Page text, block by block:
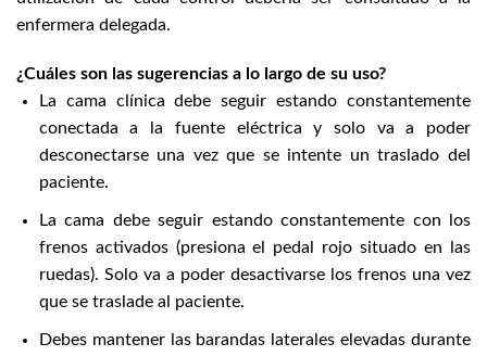
enfermera delegada.
¿Cuáles son las sugerencias a lo largo de su uso?
La cama clínica debe seguir estando constantemente
conectada a la fuente eléctrica y solo va a poder
desconectarse una vez que se intente un traslado del
paciente.
La cama debe seguir estando constantemente con los
frenos activados (presiona el pedal rojo situado en las
ruedas). Solo va a poder desactivarse los frenos una vez
que se traslade al paciente.
Debes mantener las barandas laterales elevadas durante